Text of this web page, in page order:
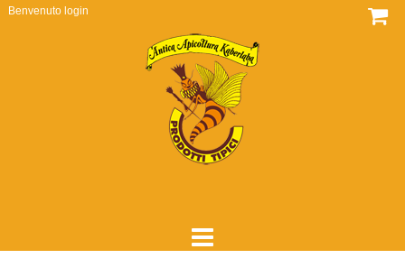
Benvenuto login